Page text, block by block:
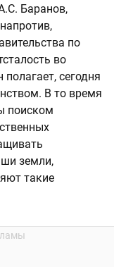
Баранов,
по
во
сегодня
В то время
поиском
земли,
такие